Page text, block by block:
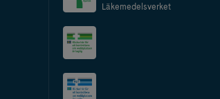
Läkemedelsverket